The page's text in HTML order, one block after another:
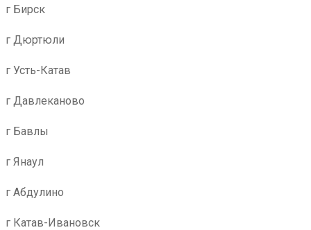
г Бирск
г Дюртюли
г Усть-Катав
г Давлеканово
г Бавлы
г Янаул
г Абдулино
г Катав-Ивановск